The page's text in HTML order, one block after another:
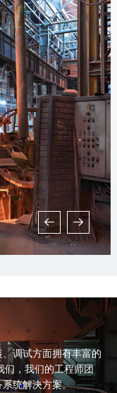
调试方面拥有丰富的
们，我们的工程师团
统解决方案。